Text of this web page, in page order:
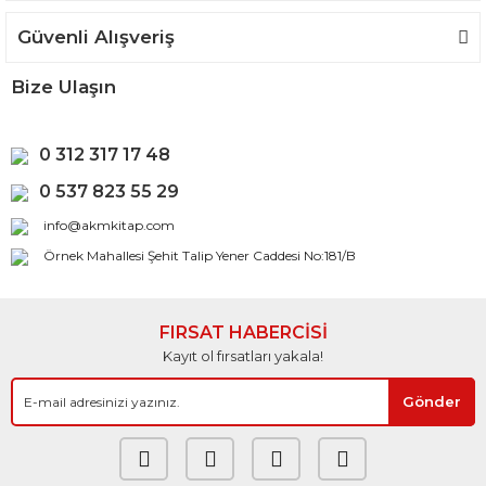
Güvenli Alışveriş
Bize Ulaşın
0 312 317 17 48
0 537 823 55 29
info@akmkitap.com
Örnek Mahallesi Şehit Talip Yener Caddesi No:181/B
FIRSAT HABERCİSİ
Kayıt ol fırsatları yakala!
Gönder